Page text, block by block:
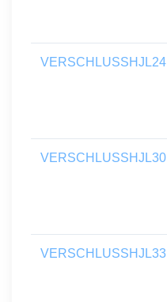
VERSCHLUSSHJL24
VERSCHLUSSHJL30
VERSCHLUSSHJL33